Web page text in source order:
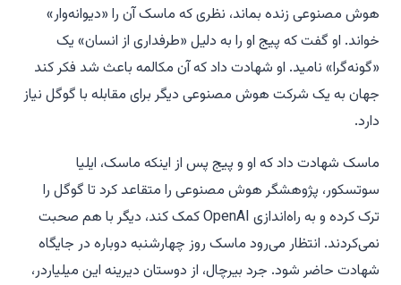
هوش مصنوعی زنده بماند، نظری که ماسک آن را «دیوانه‌وار»
خواند. او گفت که پیج او را به دلیل «طرفداری از انسان» یک
«گونه‌گرا» نامید. او شهادت داد که آن مکالمه باعث شد فکر کند
جهان به یک شرکت هوش مصنوعی دیگر برای مقابله با گوگل نیاز
دارد.
ماسک شهادت داد که او و پیج پس از اینکه ماسک، ایلیا
سوتسکور، پژوهشگر هوش مصنوعی را متقاعد کرد تا گوگل را
ترک کرده و به راه‌اندازی OpenAI کمک کند، دیگر با هم صحبت
نمی‌کردند. انتظار می‌رود ماسک روز چهارشنبه دوباره در جایگاه
شهادت حاضر شود. جرد بیرچال، از دوستان دیرینه این میلیاردر،